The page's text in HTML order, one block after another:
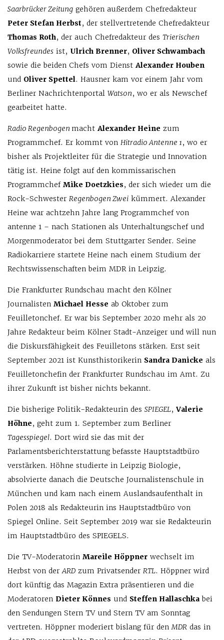
Saarbrücker Zeitung gehören außerdem Chefredakteur
Peter Stefan Herbst, der stellvertretende Chefredakteur
Thomas Roth, der auch Chefredakteur des Trierischen
Volksfreundes ist, Ulrich Brenner, Oliver Schwambach
sowie die beiden Chefs vom Dienst Alexander Houben
und Oliver Spettel. Hausner kam vor einem Jahr vom
Berliner Nachrichtenportal Watson, wo er als Newschef
gearbeitet hatte.
Radio Regenbogen macht Alexander Heine zum
Programmchef. Er kommt von Hitradio Antenne 1, wo er
bisher als Projektleiter für die Strategie und Innovation
tätig ist. Heine folgt auf den kommissarischen
Programmchef Mike Doetzkies, der sich wieder um die
Rock-Schwester Regenbogen Zwei kümmert. Alexander
Heine war achtzehn Jahre lang Programmchef von
antenne 1 – nach Stationen als Unterhaltungschef und
Morgenmoderator bei dem Stuttgarter Sender. Seine
Radiokarriere startete Heine nach einem Studium der
Rechtswissenschaften beim MDR in Leipzig.
Die Frankfurter Rundschau macht den Kölner
Journalisten Michael Hesse ab Oktober zum
Feuilletonchef. Er war bis September 2020 mehr als 20
Jahre Redakteur beim Kölner Stadt-Anzeiger und will nun
die Diskursfähigkeit des Feuilletons stärken. Erst seit
September 2021 ist Kunsthistorikerin Sandra Danicke als
Feuilletonchefin der Frankfurter Rundschau im Amt. Zu
ihrer Zukunft ist bisher nichts bekannt.
Die bisherige Politik-Redakteurin des SPIEGEL, Valerie
Höhne, geht zum 1. September zum Berliner
Tagesspiegel. Dort wird sie das mit der
Parlamentsberichterstattung befasste Hauptstadtbüro
verstärken. Höhne studierte in Leipzig Biologie,
absolvierte danach die Deutsche Journalistenschule in
München und kam nach einem Auslandsaufenthalt in
Polen 2018 als Redakteurin ins Hauptstadtbüro von
Spiegel Online. Seit September 2019 war sie Redakteurin
im Hauptstadtbüro des SPIEGELS.
Die TV-Moderatorin Mareile Höppner wechselt im
Herbst von derARD zum Privatsender RTL. Höppner wird
dort künftig das Magazin Extra präsentieren und die
Moderatoren Dieter Könnes und Steffen Hallaschka bei
den Sendungen Stern TV und Stern TV am Sonntag
vertreten. Höppner moderiert bislang für denMDR das in